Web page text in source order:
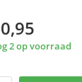
2 op voorraad